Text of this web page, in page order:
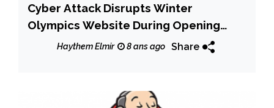
Cyber Attack Disrupts Winter
Olympics Website During Opening
Ceremony
Haythem Elmir 8 ans ago Share